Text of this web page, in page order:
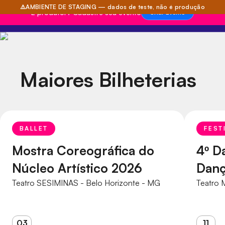
⚠️AMBIENTE DE STAGING — dados de teste, não é produção
É produtor? Cadastre seu evento Criar Evento
Maiores Bilheterias
BALLET
Mostra Coreográfica do
Núcleo Artístico 2026
Teatro SESIMINAS - Belo Horizonte - MG
03
4º
Teatro
11